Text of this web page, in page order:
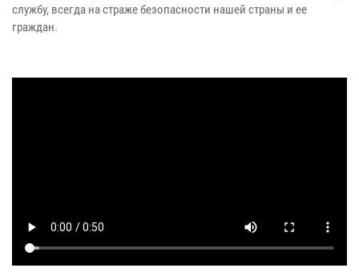
службу, всегда на страже безопасности нашей страны и ее
граждан.